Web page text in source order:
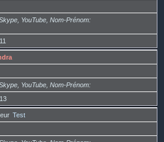
YouTube, Nom-Prénom
YouTube, Nom-Prénom
Test